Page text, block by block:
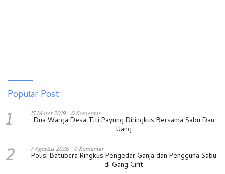
Popular Post
1 15 Maret 2019 0 Komentar
Dua Warga Desa Titi Payung Diringkus Bersama Sabu Dan
Uang
2 7 Agustus 2026 0 Komentar
Polisi Batubara Ringkus Pengedar Ganja dan Pengguna Sabu
di Gang Cirit